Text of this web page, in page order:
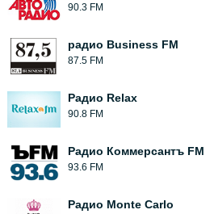
90.3 FM
радио Business FM
87.5 FM
Радио Relax
90.8 FM
Радио Коммерсантъ FM
93.6 FM
Радио Monte Carlo